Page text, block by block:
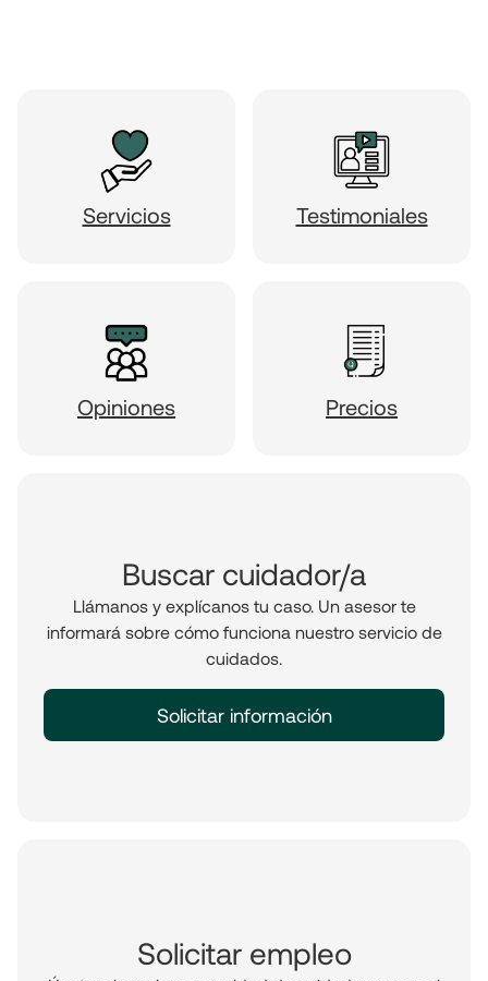
Servicios Testimoniales
Opiniones Precios
Buscar cuidador/a
Llámanos y explícanos tu caso. Un asesor te
informará sobre cómo funciona nuestro servicio de
cuidados.
Solicitar información
Solicitar empleo